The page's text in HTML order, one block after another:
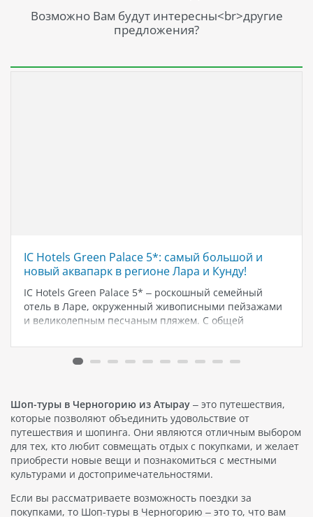
Возможно Вам будут интересны<br>другие
предложения?
IC Hotels Green Palace 5*: самый большой и
новый аквапарк в регионе Лара и Кунду!
IC Hotels Green Palace 5* – роскошный семейный
отель в Ларе, окруженный живописными пейзажами
и великолепным песчаным пляжем. С общей
возможностей для активного и расслабляющего
отдыха. 📍 Расположение: Отель находится в Ларе,
Шоп-туры в Черногорию из Атырау – это путешествия,
которые позволяют объединить удовольствие от
путешествия и шопинга. Они являются отличным выбором
для тех, кто любит совмещать отдых с покупками, и желает
приобрести новые вещи и познакомиться с местными
культурами и достопримечательностями.
Если вы рассматриваете возможность поездки за
покупками, то Шоп-туры в Черногорию – это то, что вам